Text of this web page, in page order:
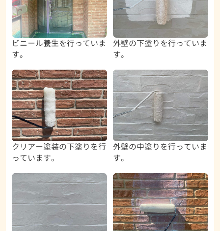
ビニール養生を行っていま
す。
外壁の下塗りを行っていま
す。
クリアー塗装の下塗りを行
っています。
外壁の中塗りを行っていま
す。